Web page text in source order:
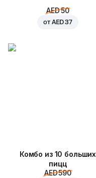
AED 50
от AED 37
Комбо из 10 больших
пицц
AED 590